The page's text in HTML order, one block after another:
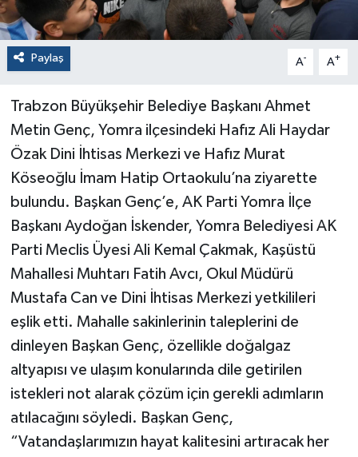
Paylaş A- A+
Trabzon Büyükşehir Belediye Başkanı Ahmet
Metin Genç, Yomra ilçesindeki Hafız Ali Haydar
Özak Dini İhtisas Merkezi ve Hafız Murat
Köseoğlu İmam Hatip Ortaokulu’na ziyarette
bulundu. Başkan Genç’e, AK Parti Yomra İlçe
Başkanı Aydoğan İskender, Yomra Belediyesi AK
Parti Meclis Üyesi Ali Kemal Çakmak, Kaşüstü
Mahallesi Muhtarı Fatih Avcı, Okul Müdürü
Mustafa Can ve Dini İhtisas Merkezi yetkilileri
eşlik etti. Mahalle sakinlerinin taleplerini de
dinleyen Başkan Genç, özellikle doğalgaz
altyapısı ve ulaşım konularında dile getirilen
istekleri not alarak çözüm için gerekli adımların
atılacağını söyledi. Başkan Genç,
“Vatandaşlarımızın hayat kalitesini artıracak her